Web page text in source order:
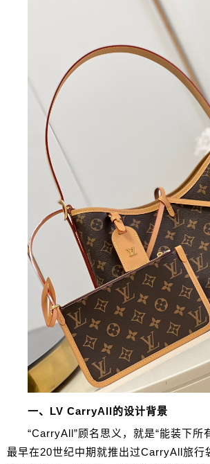
一、LV CarryAll的设计背景
“CarryAll”顾名思义，就是“能装下所
最早在20世纪中期就推出过CarryAll旅行